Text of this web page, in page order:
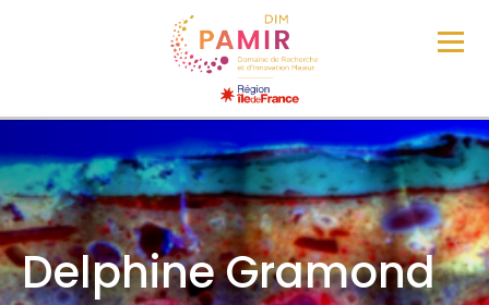
Delphine Gramond